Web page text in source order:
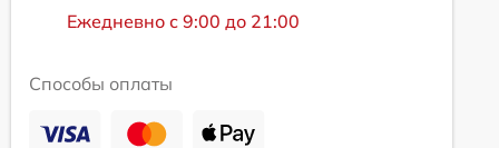
Ежедневно с 9:00 до 21:00
Способы оплаты